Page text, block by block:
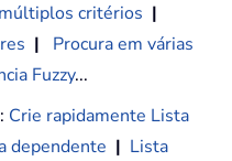
critérios |
|
Procura em várias
Fuzzy...
: Crie rapidamente Lista
dependente | Lista